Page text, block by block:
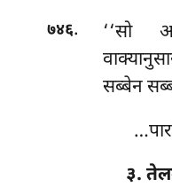
७४६.
‘‘सो
सब्बेन
३.